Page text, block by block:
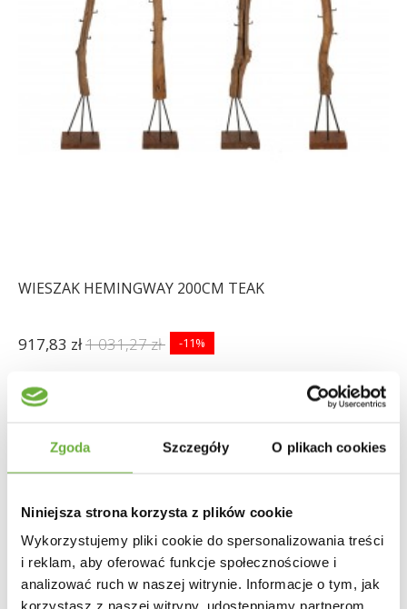
Zgoda Szczegóły O plikach cookies
Niniejsza strona korzysta z plików cookie
Wykorzystujemy pliki cookie do spersonalizowania treści
i reklam, aby oferować funkcje społecznościowe i
analizować ruch w naszej witrynie. Informacje o tym, jak
korzystasz z naszej witryny, udostępniamy partnerom
WIESZAK HEMINGWAY 200CM TEAK
917,83 zł1 031,27 zł -11%